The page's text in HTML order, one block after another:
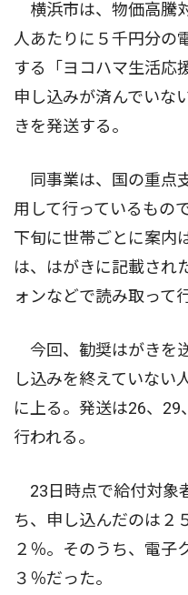
横浜市は、物価高騰
人あたりに５千円分の
する「ヨコハマ生活応
申し込みが済んでいな
きを発送する。
同事業は、国の重点
用して行っているもの
下旬に世帯ごとに案内
は、はがきに記載され
ォンなどで読み取って
今回、勧奨はがきを
し込みを終えていない
に上る。発送は26、29
行われる。
23日時点で給付対象
ち、申し込んだのは２
２％。そのうち、電子
３％だった。